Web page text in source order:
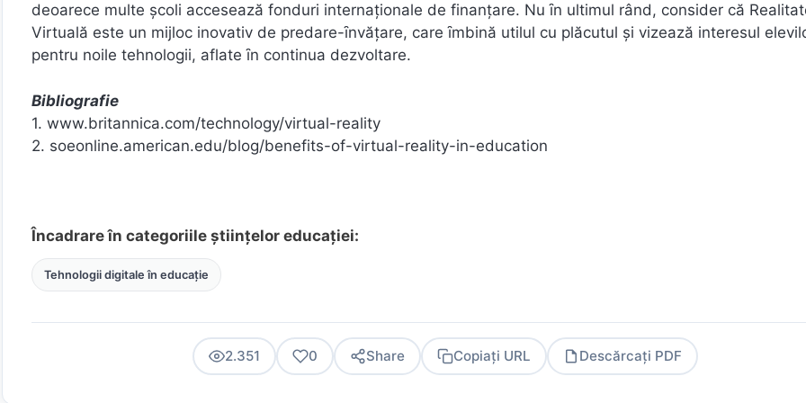
deoarece multe şcoli accesează fonduri internaţionale de finanţare. Nu ȋn ultimul rând, consider că
Virtuală este un mijloc inovativ de predare-ȋnvăţare, care ȋmbină utilul cu plăcutul şi vizează interesul
pentru noile tehnologii, aflate ȋn continua dezvoltare.
Bibliografie
1. www.britannica.com/technology/virtual-reality
2. soeonline.american.edu/blog/benefits-of-virtual-reality-in-education
Încadrare în categoriile științelor educației:
Tehnologii digitale în educație
2.351 0 Share Copiați URL Descărcați PDF